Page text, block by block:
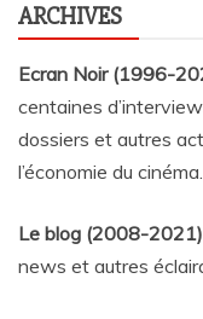
ARCHIVES
Ecran Noir (1996-
centaines
dossiers et autres
l’économie du
Le blog (2008-
news et autres